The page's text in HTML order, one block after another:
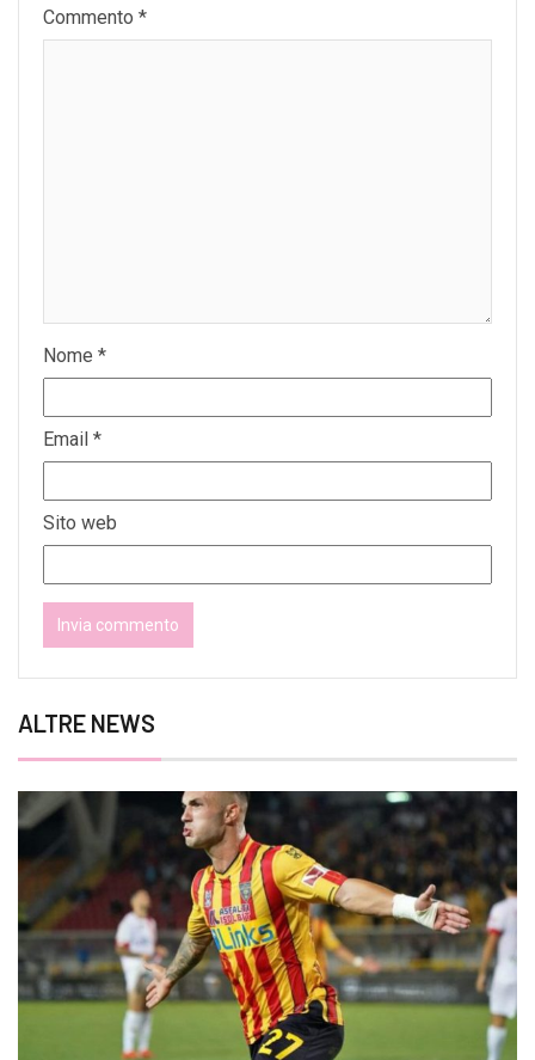
Commento *
Nome *
Email *
Sito web
ALTRE NEWS